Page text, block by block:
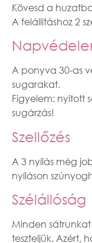
Kövesd a
A felállításhoz 2
A ponyva 30-as
sugarakat.
Figyelem: nyitott
sugárzás!
Szellőzés
A 3 nyílás még
nyíláson
Szélállóság
Minden
teszteljük. Azért,